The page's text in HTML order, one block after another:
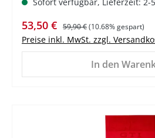
Verkaufspreis:
53,50 € Regulärer Preis:
59,90 €(10.68% gespart)
Preise inkl. MwSt. zzgl.
In den